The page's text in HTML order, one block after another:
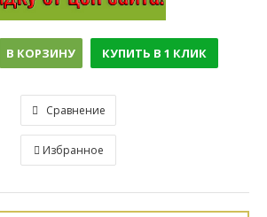
В КОРЗИНУ КУПИТЬ В 1 КЛИК
Сравнение
Избранное